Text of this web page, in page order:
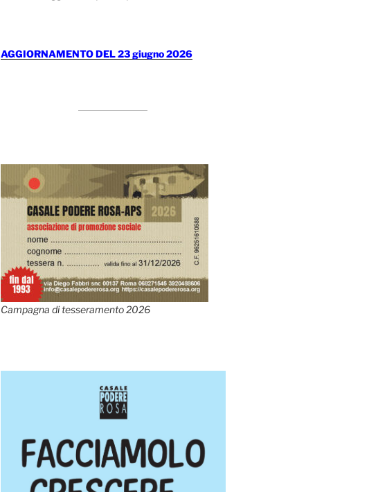
AGGIORNAMENTO DEL 23 giugno 2026
Campagna di tesseramento 2026